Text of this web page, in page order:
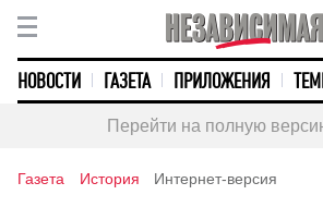
НОВОСТИ ГАЗЕТА ПРИЛОЖЕНИЯ
Перейти на полную
Газета История Интернет-версия